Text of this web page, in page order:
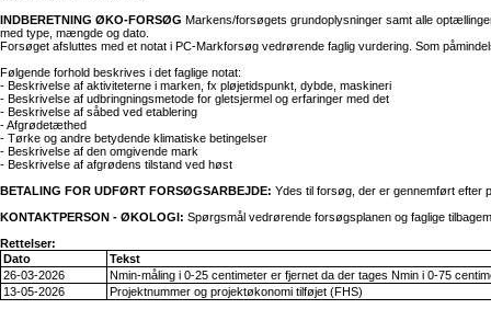
INDBERETNING ØKO-FORSØG Markens/forsøgets grundoplysninger samt alle
med type, mængde og dato.
Forsøget afsluttes med et notat i PC-Markforsøg vedrørende faglig vurdering. Som
Følgende forhold beskrives i det faglige notat:
- Beskrivelse af aktiviteterne i marken, fx pløjetidspunkt, dybde, maskineri
- Beskrivelse af udbringningsmetode for gletsjermel og erfaringer med det
- Beskrivelse af såbed ved etablering
- Afgrødetæthed
- Tørke og andre betydende klimatiske betingelser
- Beskrivelse af den omgivende mark
- Beskrivelse af afgrødens tilstand ved høst
BETALING FOR UDFØRT FORSØGSARBEJDE: Ydes til forsøg, der er gennemført efter
KONTAKTPERSON - ØKOLOGI: Spørgsmål vedrørende forsøgsplanen og faglige
Rettelser:
Dato
Tekst
26-03-2026
Nmin-måling i 0-25 centimeter er fjernet da der tages Nmin i 0-75
13-05-2026
Projektnummer og projektøkonomi tilføjet (FHS)